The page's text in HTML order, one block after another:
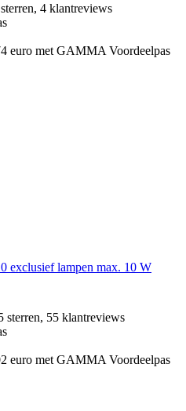
4 klantreviews
euro met GAMMA Voordeelpas
exclusief lampen max. 10 W
sterren, 55 klantreviews
euro met GAMMA Voordeelpas